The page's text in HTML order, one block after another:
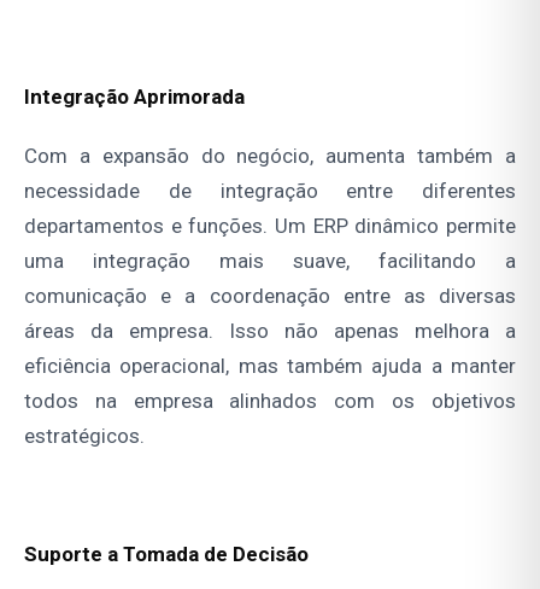
Integração Aprimorada
Com a expansão do negócio, aumenta também a
necessidade de integração entre diferentes
departamentos e funções. Um ERP dinâmico permite
uma integração mais suave, facilitando a
comunicação e a coordenação entre as diversas
áreas da empresa. Isso não apenas melhora a
eficiência operacional, mas também ajuda a manter
todos na empresa alinhados com os objetivos
estratégicos.
Suporte a Tomada de Decisão